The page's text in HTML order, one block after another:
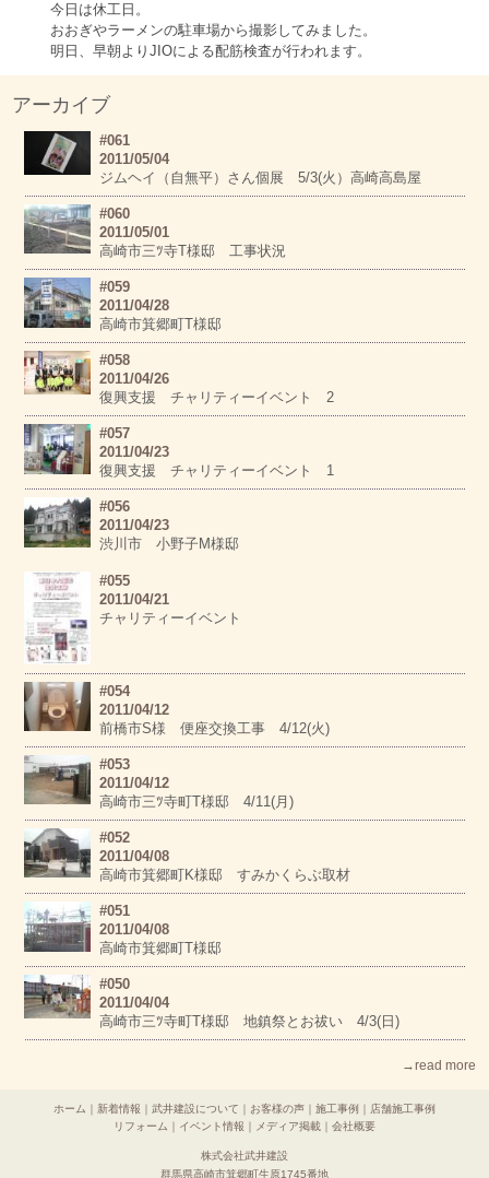
今日は休工日。
おおぎやラーメンの駐車場から撮影してみました。
明日、早朝よりJIOによる配筋検査が行われます。
アーカイブ
#061
2011/05/04
ジムヘイ（自無平）さん個展 5/3(火）高崎高島屋
#060
2011/05/01
高崎市三ﾂ寺T様邸 工事状況
#059
2011/04/28
高崎市箕郷町T様邸
#058
2011/04/26
復興支援 チャリティーイベント 2
#057
2011/04/23
復興支援 チャリティーイベント 1
#056
2011/04/23
渋川市 小野子M様邸
#055
2011/04/21
チャリティーイベント
#054
2011/04/12
前橋市S様 便座交換工事 4/12(火)
#053
2011/04/12
高崎市三ﾂ寺町T様邸 4/11(月)
#052
2011/04/08
高崎市箕郷町K様邸 すみかくらぶ取材
#051
2011/04/08
高崎市箕郷町T様邸
#050
2011/04/04
高崎市三ﾂ寺町T様邸 地鎮祭とお祓い 4/3(日)
→read more
ホーム 新着情報 武井建設について お客様の声 施工事例
店舗施工事例
リフォーム
イベント情報 メディア掲載 会社概要
株式会社武井建設
群馬県高崎市箕郷町生原1745番地